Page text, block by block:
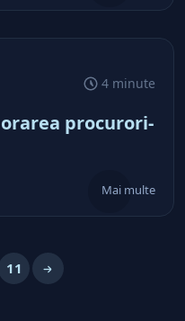
4 minute
procurori-
Mai multe
11